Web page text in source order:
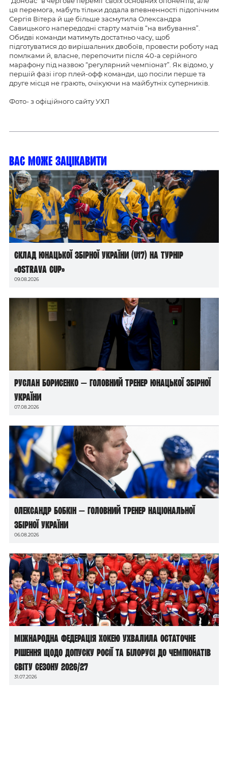
ця перемога, мабуть тільки додала впевненності підопічним
Сергія Вітера й ще більше засмутила Олександра
Савицького напередодні старту матчів “на вибування”.
Обидві команди матимуть достатньо часу, щоб
підготуватися до вирішальних двобоїв, провести роботу над
помлками й, власне, перепочити після 40-а серійного
марафону під назвою “регулярний чемпіонат”. Як відомо, у
першій фазі ігор плей-офф команди, що посіли перше та
друге місця не грають, очікуючи на майбутніх суперників.
Фото- з офіційного сайту УХЛ
Вас може зацікавити
Склад юнацької збірної України (U17) на турнір
«Ostrava Cup»
09.08.2026
Руслан Борисенко — головний тренер юнацької збірної
України
07.08.2026
Олександр Бобкін — головний тренер національної
збірної України
06.08.2026
Міжнародна федерація хокею ухвалила остаточне
рішення щодо допуску росії та білорусі до чемпіонатів
світу сезону 2026/27
31.07.2026